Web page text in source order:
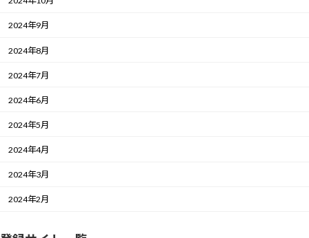
2024年9月
2024年8月
2024年7月
2024年6月
2024年5月
2024年4月
2024年3月
2024年2月